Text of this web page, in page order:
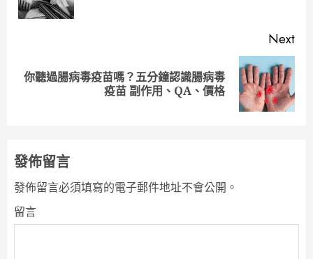
Next
Next
你聽過腸病毒疫苗嗎？五分鐘認識腸病毒
疫苗 副作用、QA、價格
發佈留言
發佈留言必須填寫的電子郵件地址不會公開。
留言